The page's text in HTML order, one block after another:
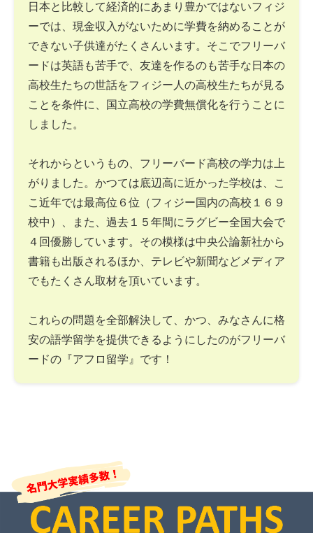
日本と比較して経済的にあまり豊かではないフィジ
ーでは、現金収入がないために学費を納めることが
できない子供達がたくさんいます。そこでフリーバ
ードは英語も苦手で、友達を作るのも苦手な日本の
高校生たちの世話をフィジー人の高校生たちが見る
ことを条件に、国立高校の学費無償化を行うことに
しました。
それからというもの、フリーバード高校の学力は上
がりました。かつては底辺高に近かった学校は、こ
こ近年では最高位６位（フィジー国内の高校１６９
校中）、また、過去１５年間にラグビー全国大会で
４回優勝しています。その模様は中央公論新社から
書籍も出版されるほか、テレビや新聞などメディア
でもたくさん取材を頂いています。
これらの問題を全部解決して、かつ、みなさんに格
安の語学留学を提供できるようにしたのがフリーバ
ードの『アフロ留学』です！